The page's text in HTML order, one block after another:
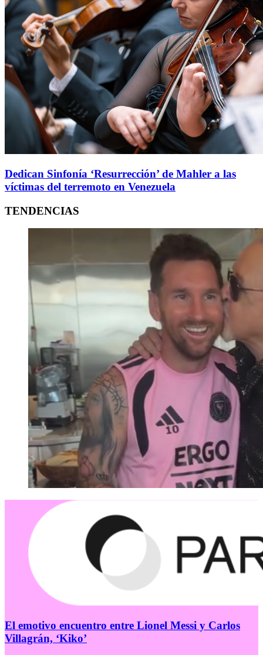
Dedican Sinfonía ‘Resurrección’ de Mahler a las
víctimas del terremoto en Venezuela
TENDENCIAS
El emotivo encuentro entre Lionel Messi y Carlos
Villagrán, ‘Kiko’